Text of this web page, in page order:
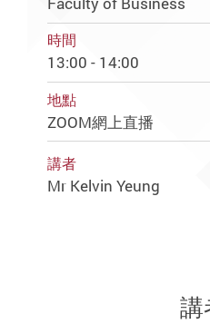
時間
13:00 - 14:00
地點
ZOOM網上直播
講者
Mr Kelvin Yeung
講